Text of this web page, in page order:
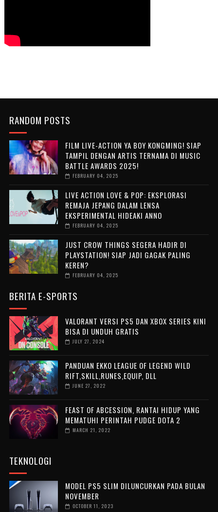
RANDOM POSTS
FILM LIVE-ACTION YA BOY KONGMING! SIAP
TAMPIL DENGAN ARTIS TERNAMA DI MUSIC
BATTLE AWARDS 2025!
FEBRUARY 04, 2025
LIVE ACTION LOVE & POP: EKSPLORASI
REMAJA JEPANG DALAM LENSA
EKSPERIMENTAL HIDEAKI ANNO
FEBRUARY 04, 2025
JUST CROW THINGS SEGERA HADIR DI
PLAYSTATION! SIAP JADI GAGAK PALING
KEREN?
FEBRUARY 04, 2025
BERITA E-SPORTS
VALORANT VERSI PS5 DAN XBOX SERIES KINI
BISA DI UNDUH GRATIS
JULY 27, 2024
PANDUAN EKKO LEAGUE OF LEGEND WILD
RIFT,SKILL,RUNES,EQUIP, DLL
JUNE 27, 2022
FEAST OF ABCESSION, RANTAI HIDUP YANG
MEMATUHI PERINTAH PUDGE DOTA 2
MARCH 21, 2022
TEKNOLOGI
MODEL PS5 SLIM DILUNCURKAN PADA BULAN
NOVEMBER
OCTOBER 11, 2023